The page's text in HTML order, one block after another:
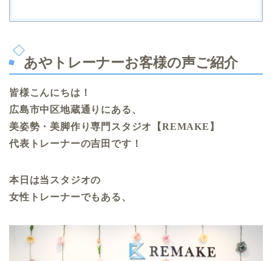
あやトレーナーお客様の声ご紹介
皆様こんにちは！
広島市中区地蔵通りにある、
美姿勢・美脚作り専門スタジオ【REMAKE】
代表トレーナーの吉田です！
本日は当スタジオの
女性トレーナーでもある、